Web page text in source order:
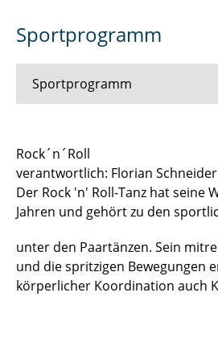
Sportprogramm
Sportprogramm
Buchungs- und
Nutzungsordnungen
Differenzierung der
Feedback Sportangebot
Rock´n´Roll
verantwortlich: Florian Schneider
Der Rock 'n' Roll-Tanz hat seine
Jahren und gehört zu den
unter den Paartänzen. Sein
und die spritzigen Bewegungen
körperlicher Koordination auch